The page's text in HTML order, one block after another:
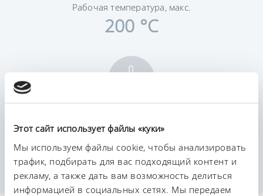
Этот сайт использует файлы «куки»
Мы используем файлы cookie, чтобы анализировать
трафик, подбирать для вас подходящий контент и
рекламу, а также дать вам возможность делиться
информацией в социальных сетях. Мы передаем
Рабочая температура, макс.
200 °C
0,01 ± K